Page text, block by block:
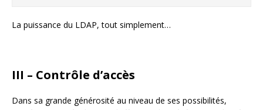
La puissance du LDAP, tout simplement…
III – Contrôle d’accès
Dans sa grande générosité au niveau de ses possibilités,